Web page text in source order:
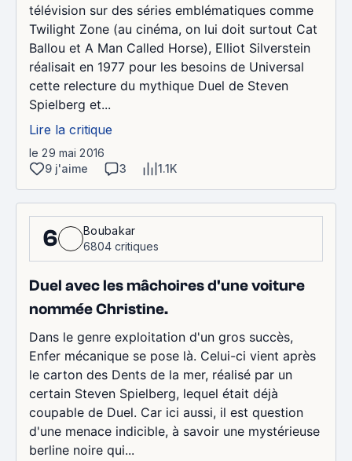
télévision sur des séries emblématiques comme
Twilight Zone (au cinéma, on lui doit surtout Cat
Ballou et A Man Called Horse), Elliot Silverstein
réalisait en 1977 pour les besoins de Universal
cette relecture du mythique Duel de Steven
Spielberg et...
Lire la critique
le 29 mai 2016
9 j'aime
3 1.1K
6
Boubakar
6804 critiques
Duel avec les mâchoires d'une voiture
nommée Christine.
Dans le genre exploitation d'un gros succès,
Enfer mécanique se pose là. Celui-ci vient après
le carton des Dents de la mer, réalisé par un
certain Steven Spielberg, lequel était déjà
coupable de Duel. Car ici aussi, il est question
d'une menace indicible, à savoir une mystérieuse
berline noire qui...